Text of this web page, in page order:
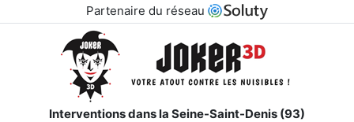
Partenaire du réseau
Interventions dans la Seine-Saint-Denis (93)